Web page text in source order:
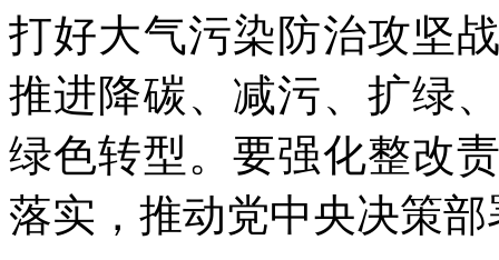
打好大气污染防治攻坚
推进降碳、减污、扩绿
绿色转型。要强化整改
落实，推动党中央决策